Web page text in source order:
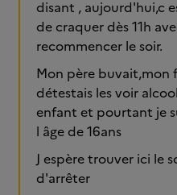
disant , aujourd'hui,c
de craquer dès 11h
recommencer le soir.
Mon père buvait,mon
détestais les voir
enfant et pourtant je
l âge de 16ans
J espère trouver ici le
d'arrêter